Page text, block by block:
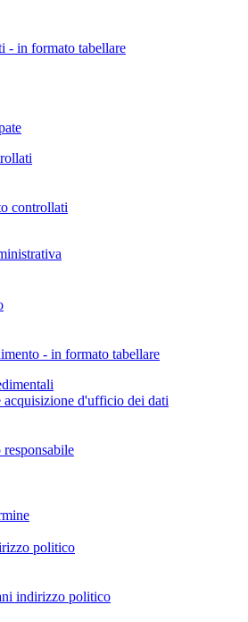
- in formato tabellare
controllati
- in formato tabellare
d'ufficio dei dati
politico
indirizzo politico